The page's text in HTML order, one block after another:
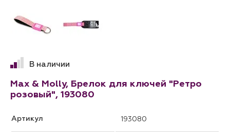
В наличии
Max & Molly, Брелок для ключей "Ретро
розовый", 193080
Артикул 193080